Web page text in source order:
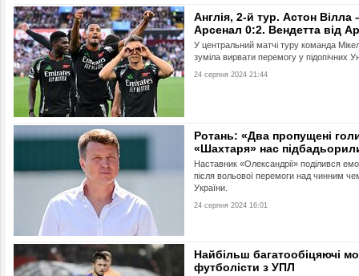
Англія, 2-й тур. Астон Вілла
Арсенал 0:2. Вендетта від
У центральний матчі туру команда
зуміла вирвати перемогу у підопічних
24 серпня 2024 21:44
Ротань: «Два пропущені
«Шахтаря» нас
Наставник «Олександрії» поділився
після вольової перемоги над чинним
України.
24 серпня 2024 16:01
Найбільш багатообіцяючі
футболісти з УПЛ